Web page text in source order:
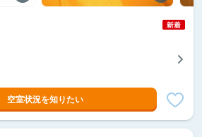
空室状況を知りたい